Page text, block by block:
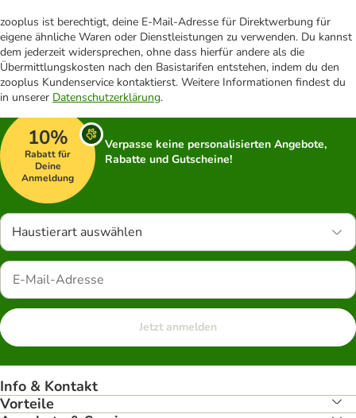
zooplus ist berechtigt, deine E-Mail-Adresse für Direktwerbung für
eigene ähnliche Waren oder Dienstleistungen zu verwenden. Du kannst
dem jederzeit widersprechen, ohne dass hierfür andere als die
Übermittlungskosten nach den Basistarifen entstehen, indem du den
zooplus Kundenservice kontaktierst. Weitere Informationen findest du
in unserer Datenschutzerklärung.
10%
Rabatt für
Deine
Anmeldung
Verpasse keine personalisierten Angebote,
Rabatte und Gutscheine!
Haustierart auswählen
Jetzt anmelden
Info & Kontakt
Vorteile